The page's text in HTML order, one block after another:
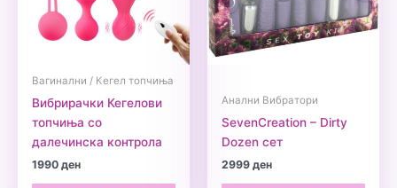
Вагинални / Кегел топчиња
Вибрирачки Кегелови
топчиња со
далечинска контрола
1990ден
Анални Вибратори
SevenCreation – Dirty
Dozen сет
2999ден